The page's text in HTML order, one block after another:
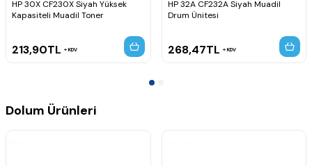
HP 30X CF230X Siyah Yüksek
Kapasiteli Muadil Toner
213,90TL KDV
HP 32A CF232A Siyah Muadil
Drum Ünitesi
268,47TL KDV
Dolum Ürünleri